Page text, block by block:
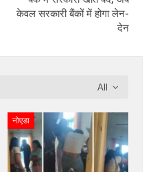
केवल सरकारी बैंकों में होगा लेन-
देन
All
नोएडा